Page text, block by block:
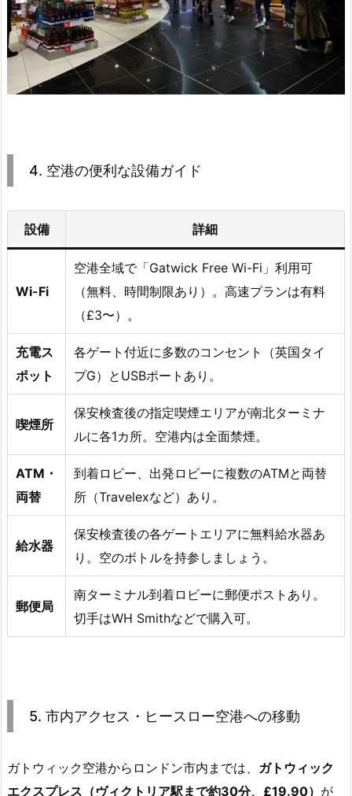
4. 空港の便利な設備ガイド
設備 詳細
Wi-Fi
空港全域で「Gatwick Free Wi-Fi」利用可
（無料、時間制限あり）。高速プランは有料
（£3〜）。
充電ス
ポット
各ゲート付近に多数のコンセント（英国タイ
プG）とUSBポートあり。
喫煙所
保安検査後の指定喫煙エリアが南北ターミナ
ルに各1カ所。空港内は全面禁煙。
ATM・
両替
到着ロビー、出発ロビーに複数のATMと両替
所（Travelexなど）あり。
給水器
保安検査後の各ゲートエリアに無料給水器あ
り。空のボトルを持参しましょう。
郵便局
南ターミナル到着ロビーに郵便ポストあり。
切手はWH Smithなどで購入可。
5. 市内アクセス・ヒースロー空港への移動
ガトウィック空港からロンドン市内までは、 ガトウィック
エクスプレス（ヴィクトリア駅まで約30分、£19.90） が